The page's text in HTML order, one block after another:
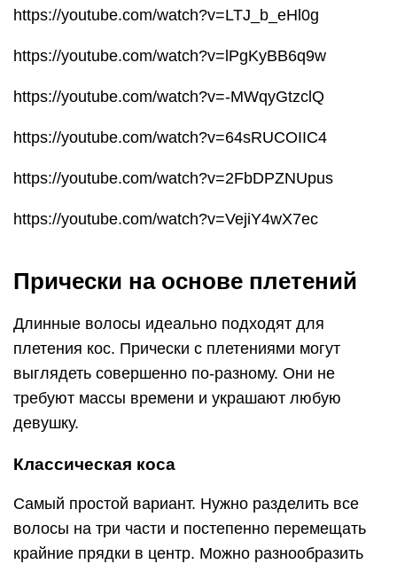
https://youtube.com/watch?v=LTJ_b_eHl0g
https://youtube.com/watch?v=lPgKyBB6q9w
https://youtube.com/watch?v=-MWqyGtzclQ
https://youtube.com/watch?v=64sRUCOIIC4
https://youtube.com/watch?v=2FbDPZNUpus
https://youtube.com/watch?v=VejiY4wX7ec
Прически на основе плетений
Длинные волосы идеально подходят для
плетения кос. Прически с плетениями могут
выглядеть совершенно по-разному. Они не
требуют массы времени и украшают любую
девушку.
Классическая коса
Самый простой вариант. Нужно разделить все
волосы на три части и постепенно перемещать
крайние прядки в центр. Можно разнообразить